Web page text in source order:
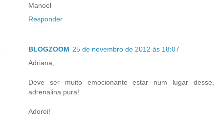
Manoel
Responder
BLOGZOOM 25 de novembro de 2012 às 18:07
Adriana,
Deve ser muito emocionante estar num lugar desse,
adrenalina pura!
Adorei!